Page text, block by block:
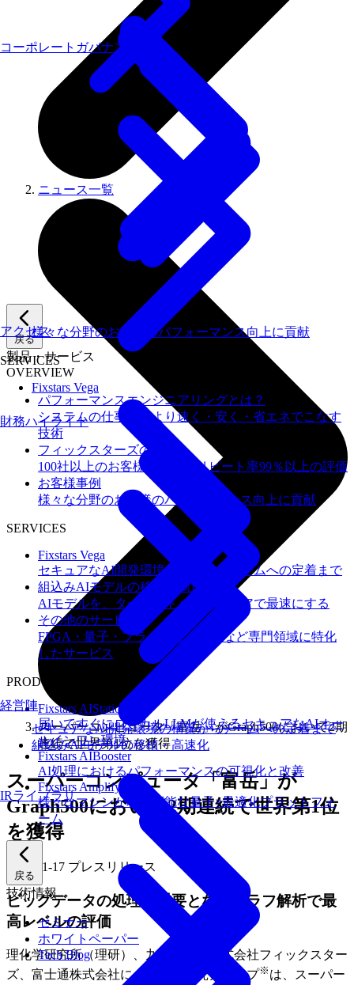
戻る
製品・サービス
OVERVIEW
パフォーマンスエンジニアリングとは？
システムの仕事を、より速く・安く・省エネでこなす
技術
フィックスターズの​強み
100社以上のお客様を支援しリピート率99％以上の評価
お客様事例
様々な分野のお客様のパフォーマンス向上に貢献
SERVICES
Fixstars Vega
セキュアなAI開発環境の構築からチームへの定着まで
組込みAIモデルの移植・高速化
AIモデルを、ターゲットハードウェアで最速にする
その他のサービス
FPGA・量子・フラッシュメモリなど専門領域に特化
したサービス
PRODUCTS
Fixstars AIStation
届いてすぐにローカルLLMが使えるセキュアなAIオー
ルインワン環境
Fixstars AIBooster
AI処理におけるパフォーマンスの可視化と改善
Fixstars Amplify
様々なマシンが利用可能な量子×最適化プラットフォ
ーム
戻る
技術情報
セミナー
ホワイトペーパー
Tech Blog
アクセス
経営陣
様々な分野のお客様のパフォーマンス向上に貢献
SERVICES
Fixstars Vega
セキュアなAI開発環境の構築からチームへの定着まで
組込みAIモデルの移植・高速化
コーポレートガバナンス
財務ハイライト
IRライブラリ
ニュース一覧
スーパーコンピュータ「富岳」がGraph500において2期
連続で世界第1位を獲得
スーパーコンピュータ「富岳」が
Graph500において2期連続で世界第1位
を獲得
2020-11-17 プレスリリース
ビッグデータの処理で重要となるグラフ解析で最
高レベルの評価
理化学研究所（理研）、九州大学、株式会社フィックスター
ズ、富士通株式会社による共同研究グループ※ は、スーパー